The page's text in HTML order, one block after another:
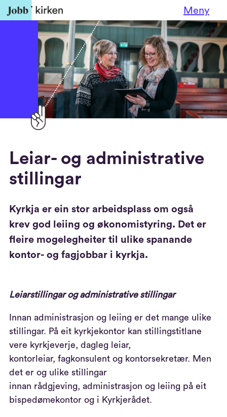
Meny
Leiar- og administrative
stillingar
Kyrkja er ein stor arbeidsplass om også
krev god leiing og økonomistyring. Det er
fleire mogelegheiter til ulike spanande
kontor- og fagjobbar i kyrkja.
Leiarstillingar og administrative stillingar
Innan administrasjon og leiing er det mange ulike
stillingar. På eit kyrkjekontor kan stillingstitlane
vere kyrkjeverje, dagleg leiar,
kontorleiar, fagkonsulent ogkontorsekretær. Men
det er og ulike stillingar
innan rådgjeving, administrasjon og leiing på eit
bispedømekontorog i Kyrkjerådet.